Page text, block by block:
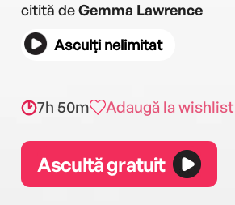
citită deGemma Lawrence
Asculți nelimitat
7h 50m Adaugă la wishlist
Ascultă gratuit